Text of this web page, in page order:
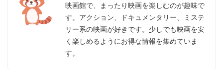
映画館で、まったり映画を楽しむのが趣味で
す。アクション、ドキュメンタリー、ミステ
リー系の映画が好きです。少しでも映画を安
く楽しめるようにお得な情報を集めていま
す。